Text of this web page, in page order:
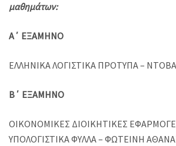
μαθημάτων:
Α΄ ΕΞΑΜΗΝΟ
ΕΛΛΗΝΙΚΑ ΛΟΓΙΣΤΙΚΑ ΠΡΟΤΥΠΑ –
Β΄ ΕΞΑΜΗΝΟ
ΟΙΚΟΝΟΜΙΚΕΣ ΔΙΟΙΚΗΤΙΚΕΣ
ΥΠΟΛΟΓΙΣΤΙΚΑ ΦΥΛΛΑ – ΦΩΤΕΙΝΗ